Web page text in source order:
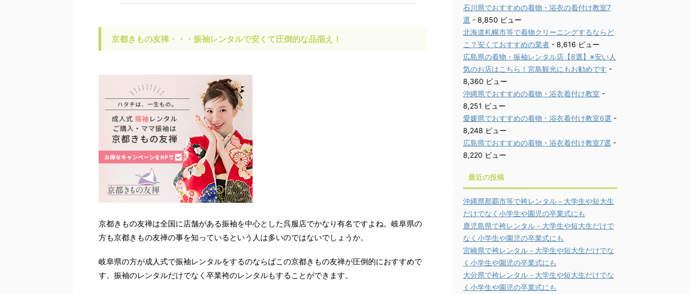
京都きもの友禅・・・振袖レンタルで安くて圧倒的な品揃え！
京都きもの友禅は全国に店舗がある振袖を中心とした呉服店でかなり有名ですよね。岐阜県の
方も京都きもの友禅の事を知っているという人は多いのではないでしょうか。
岐阜県の方が成人式で振袖レンタルをするのならばこの京都きもの友禅が圧倒的におすすめで
す。振袖のレンタルだけでなく卒業袴のレンタルもすることができます。
石川県でおすすめの着物・浴衣の着付け教室7
選 - 8,850 ビュー
北海道札幌市等で着物クリーニングするならど
こ？安くておすすめの業者 - 8,616 ビュー
広島県の着物・振袖レンタル店【8選】※安い人
気のお店はこちら！宮島観光にもお勧めです -
8,360 ビュー
沖縄県でおすすめの着物・浴衣着付け教室 -
8,251 ビュー
愛媛県でおすすめの着物・浴衣着付け教室6選 -
8,248 ビュー
広島県でおすすめの着物・浴衣着付け教室7選 -
8,220 ビュー
最近の投稿
沖縄県那覇市等で袴レンタル－大学生や短大生
だけでなく小学生や園児の卒業式にも
鹿児島県で袴レンタル－大学生や短大生だけで
なく小学生や園児の卒業式にも
宮崎県で袴レンタル－大学生や短大生だけでな
く小学生や園児の卒業式にも
大分県で袴レンタル－大学生や短大生だけでな
く小学生や園児の卒業式にも